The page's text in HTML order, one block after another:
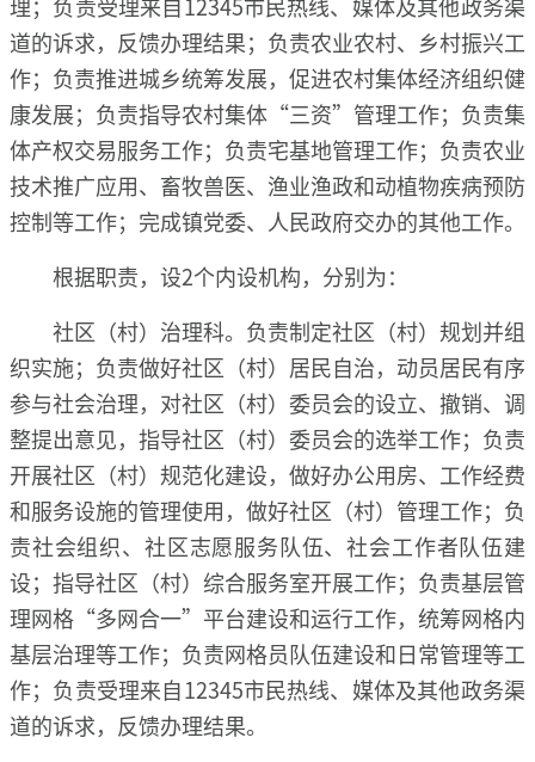
道的诉求，反馈办理结果；负责农业农村、乡村振兴工
作；负责推进城乡统筹发展，促进农村集体经济组织健
康发展；负责指导农村集体“三资”管理工作；负责集
体产权交易服务工作；负责宅基地管理工作；负责农业
技术推广应用、畜牧兽医、渔业渔政和动植物疾病预防
控制等工作；完成镇党委、人民政府交办的其他工作。
根据职责，设2个内设机构，分别为：
社区（村）治理科。负责制定社区（村）规划并组
织实施；负责做好社区（村）居民自治，动员居民有序
参与社会治理，对社区（村）委员会的设立、撤销、调
整提出意见，指导社区（村）委员会的选举工作；负责
开展社区（村）规范化建设，做好办公用房、工作经费
和服务设施的管理使用，做好社区（村）管理工作；负
责社会组织、社区志愿服务队伍、社会工作者队伍建
设；指导社区（村）综合服务室开展工作；负责基层管
理网格“多网合一”平台建设和运行工作，统筹网格内
基层治理等工作；负责网格员队伍建设和日常管理等工
作；负责受理来自12345市民热线、媒体及其他政务渠
道的诉求，反馈办理结果。